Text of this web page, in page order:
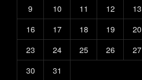
9 10 11 12 13
16
17 18 19 20
23
24 25 26 27
30
31